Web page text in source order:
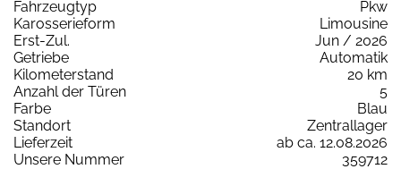
Fahrzeugtyp
Pkw
Karosserieform
Limousine
Erst-Zul.
Jun / 2026
Getriebe
Automatik
Kilometerstand
20 km
Anzahl der Türen
5
Farbe
Blau
Standort
Zentrallager
Lieferzeit
ab ca. 12.08.2026
Unsere Nummer
359712